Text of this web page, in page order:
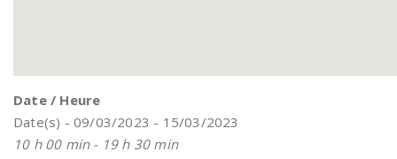
Date / Heure
Date(s) - 09/03/2023 - 15/03/2023
10 h 00 min - 19 h 30 min